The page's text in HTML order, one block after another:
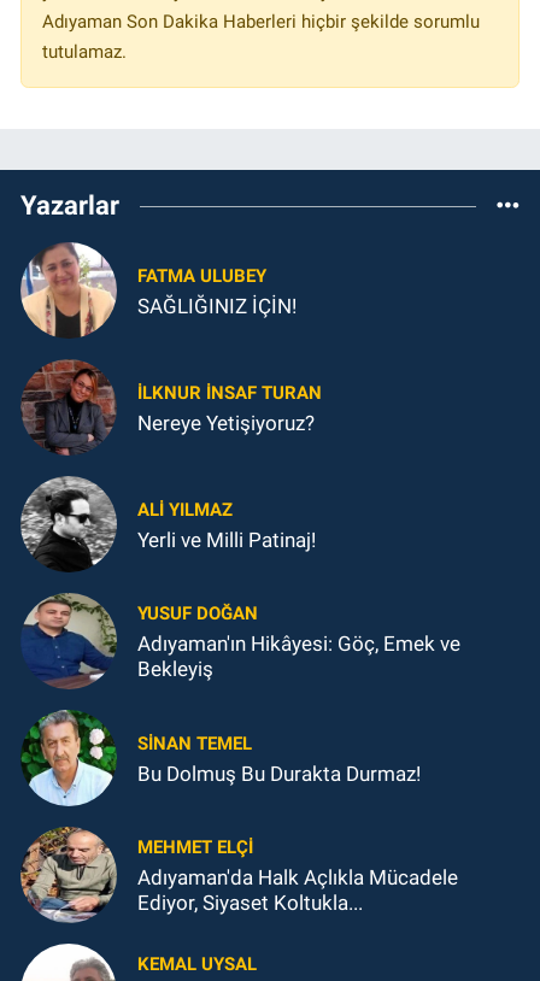
Adıyaman Son Dakika Haberleri hiçbir şekilde sorumlu
tutulamaz.
Yazarlar
FATMA ULUBEY
SAĞLIĞINIZ İÇİN!
İLKNUR İNSAF TURAN
Nereye Yetişiyoruz?
ALI YILMAZ
Yerli ve Milli Patinaj!
YUSUF DOĞAN
Adıyaman'ın Hikâyesi: Göç, Emek ve
Bekleyiş
SINAN TEMEL
Bu Dolmuş Bu Durakta Durmaz!
MEHMET ELÇI
Adıyaman'da Halk Açlıkla Mücadele
Ediyor, Siyaset Koltukla...
KEMAL UYSAL